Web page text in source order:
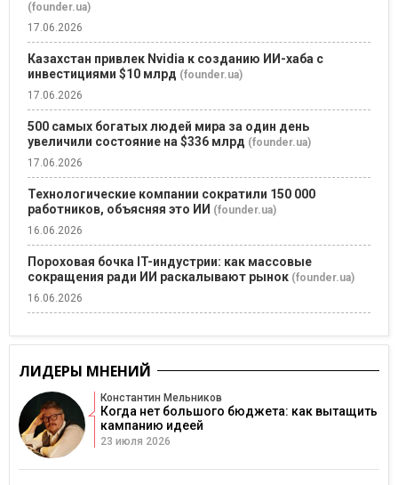
(founder.ua)
17.06.2026
Казахстан привлек Nvidia к созданию ИИ-хаба с
инвестициями $10 млрд (founder.ua)
17.06.2026
500 самых богатых людей мира за один день
увеличили состояние на $336 млрд (founder.ua)
17.06.2026
Технологические компании сократили 150 000
работников, объясняя это ИИ (founder.ua)
16.06.2026
Пороховая бочка IT-индустрии: как массовые
сокращения ради ИИ раскалывают рынок (founder.ua)
16.06.2026
ЛИДЕРЫ МНЕНИЙ
Константин Мельников
Когда нет большого бюджета: как вытащить
кампанию идеей
23 июля 2026